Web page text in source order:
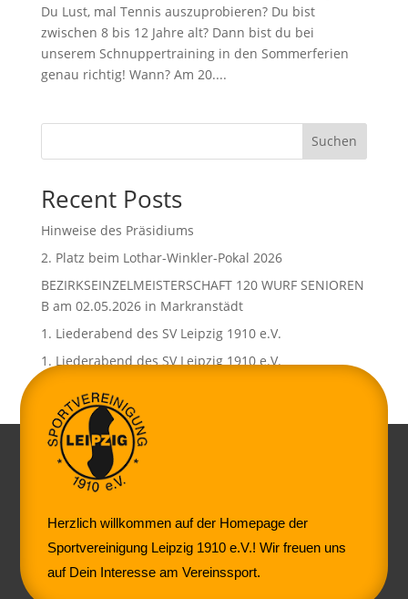
Du Lust, mal Tennis auszuprobieren? Du bist
zwischen 8 bis 12 Jahre alt? Dann bist du bei
unserem Schnuppertraining in den Sommerferien
genau richtig! Wann? Am 20....
Suchen
Recent Posts
Hinweise des Präsidiums
2. Platz beim Lothar-Winkler-Pokal 2026
BEZIRKSEINZELMEISTERSCHAFT 120 WURF SENIOREN
B am 02.05.2026 in Markranstädt
1. Liederabend des SV Leipzig 1910 e.V.
1. Liederabend des SV Leipzig 1910 e.V.
Herzlich willkommen auf der Homepage der
Sportvereinigung Leipzig 1910 e.V.! Wir freuen uns
auf Dein Interesse am Vereinssport.